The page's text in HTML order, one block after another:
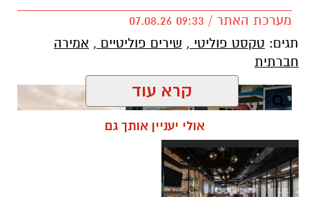
George מעורר סערה בינלאומית בעקבות שיר
חדש בשם "We Will Dance Again"
נרקוד"), שבו הוא מביע תמיכה בישראל ובקורבנות
מתקפת הטרור של 7 באוקטובר. השיר שואב
השראה מהאירועים הקשים שהתרחשו בפסטיבל
הנובה ומהפגיעה באלפי אזרחים ישראלים.
סערה בעולם המוזיקה: הכוכב הבריטי הוותיק יצא
בגלוי לצד ישראל – והשיר החדש מסעיר את
מערכת האתר / 09:33 07.08.26
תגים: טקסט פוליטי , שירים פוליטיים , אמירה
חברתית
קרא עוד
אולי יעניין אותך גם